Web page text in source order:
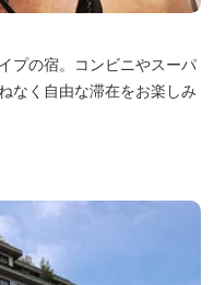
プの宿。コンビニやスーパ
なく自由な滞在をお楽しみ